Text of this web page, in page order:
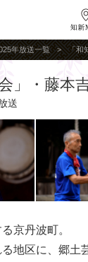
年放送一覧 「和
」・藤本
送
京丹波町。
地区に、郷土